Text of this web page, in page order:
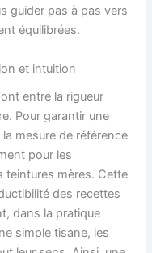
guider pas à pas vers
équilibrées.
et intuition
entre la rigueur
Pour garantir une
mesure de référence
pour les
teintures mères. Cette
des recettes
dans la pratique
simple tisane, les